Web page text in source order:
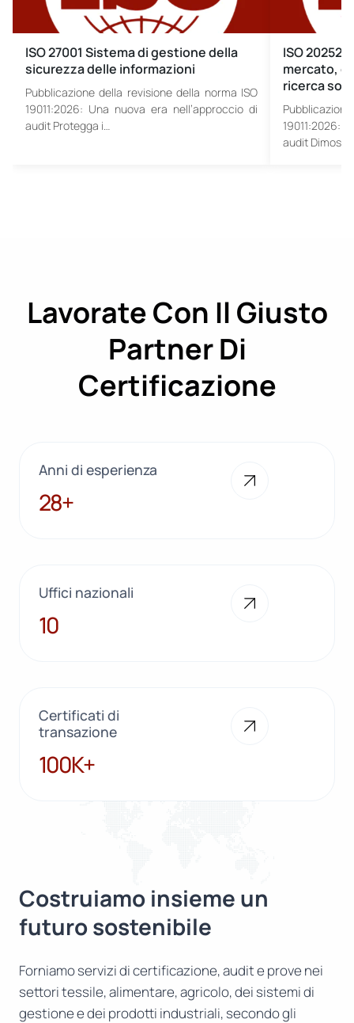
ISO 27001 Sistema di gestione della
sicurezza delle informazioni
Pubblicazione della revisione della norma ISO
19011:2026: Una nuova era nell’approccio di
audit Protegga i…
ISO 20252
mercato,
ricerca
19011:2026:
audit
Lavorate Con Il Giusto
Partner Di
Certificazione
Anni di esperienza
28+
28+
Uffici nazionali
10
10
Certificati di
transazione
100K+
100K+
Costruiamo insieme un
futuro sostenibile
Forniamo servizi di certificazione, audit e prove nei
settori tessile, alimentare, agricolo, dei sistemi di
gestione e dei prodotti industriali, secondo gli